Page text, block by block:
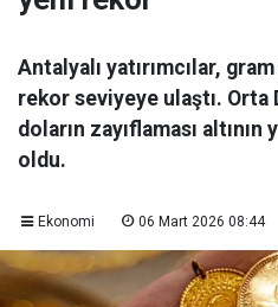
Antalyalı yatırımcılar,
rekor seviyeye ulaştı. Orta
doların zayıflaması
oldu.
Ekonomi 06 Mart 2026 08:44